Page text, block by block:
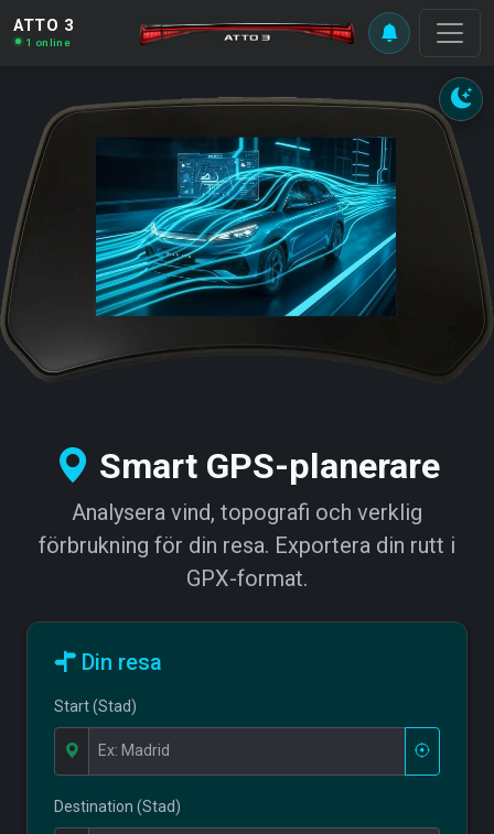
ATTO 3
1 online
Smart GPS-planerare
Analysera vind, topografi och verklig
förbrukning för din resa. Exportera din rutt i
GPX-format.
Din resa
Start (Stad)
Destination (Stad)